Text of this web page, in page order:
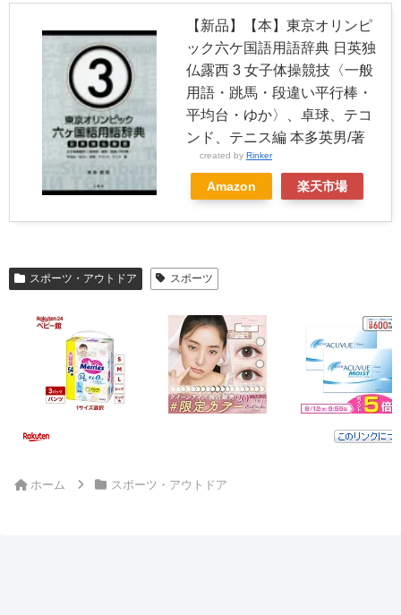
【新品】【本】東京オリンピ
ック六ケ国語用語辞典 日英独
仏露西 3 女子体操競技〈一般
用語・跳馬・段違い平行棒・
平均台・ゆか〉、卓球、テコ
ンド、テニス編 本多英男/著
created by Rinker
Amazon 楽天市場
スポーツ・アウトドア スポーツ
ホーム スポーツ・アウトドア